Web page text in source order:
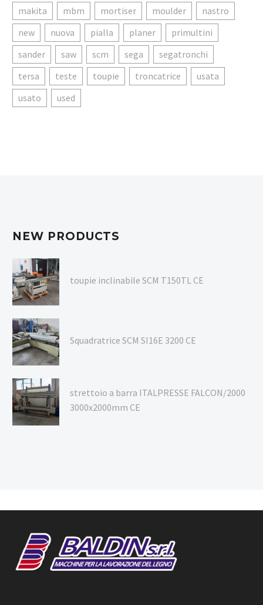
makita
mbm mortiser moulder
nastro
new
nuova pialla planer
primultini
sander
saw scm sega
segatronchi
tersa
teste toupie troncatrice
usata
usato
used
NEW PRODUCTS
toupie inclinabile SCM T150TL CE
Squadratrice SCM SI16E 3200 CE
strettoio a barra ITALPRESSE FALCON/2000
3000x2000mm CE